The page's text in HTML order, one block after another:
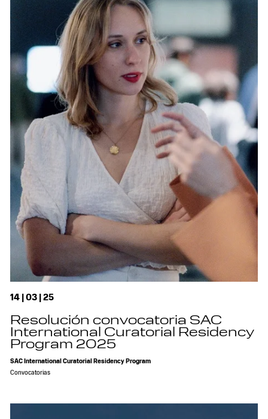
14 | 03 | 25
Resolución convocatoria SAC
International Curatorial Residency
Program 2025
SAC International Curatorial Residency Program
Convocatorias